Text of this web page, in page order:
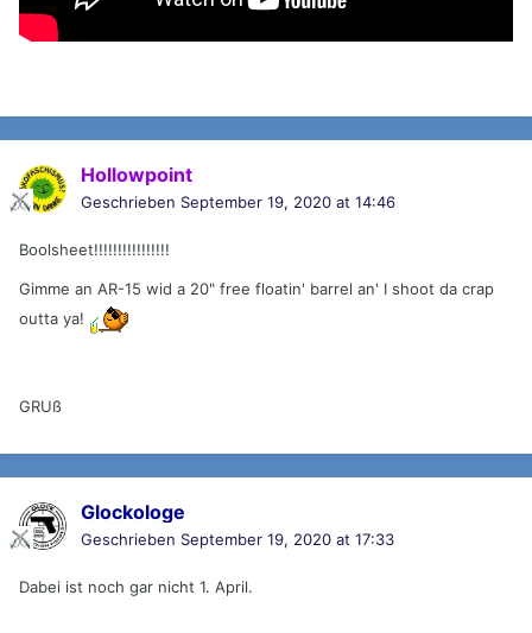
Hollowpoint
Geschrieben September 19, 2020 at 14:46
Boolsheet!!!!!!!!!!!!!!!!
Gimme an AR-15 wid a 20" free floatin' barrel an' I shoot da crap
outta ya!
GRUß
Glockologe
Geschrieben September 19, 2020 at 17:33
Dabei ist noch gar nicht 1. April.